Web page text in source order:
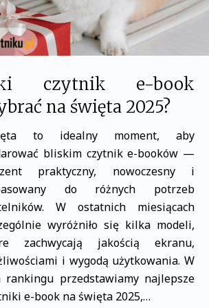
czytnik e-book
na święta 2025?
to idealny moment, aby
bliskim czytnik e-booków —
praktyczny, nowoczesny i
do różnych potrzeb
W ostatnich miesiącach
wyróżniło się kilka modeli,
zachwycają jakością ekranu,
i wygodą użytkowania. W
rankingu przedstawiamy najlepsze
e-book na święta 2025,…